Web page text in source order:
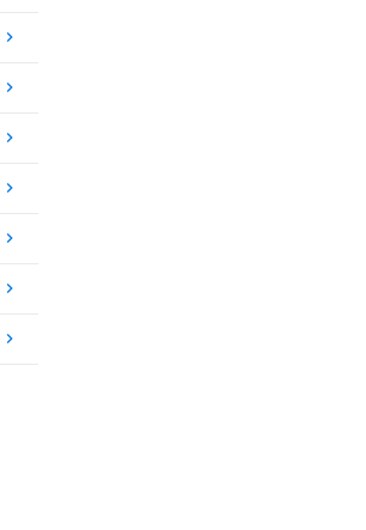
keyboard_arrow_right
keyboard_arrow_right
keyboard_arrow_right
keyboard_arrow_right
keyboard_arrow_right
keyboard_arrow_right
keyboard_arrow_right